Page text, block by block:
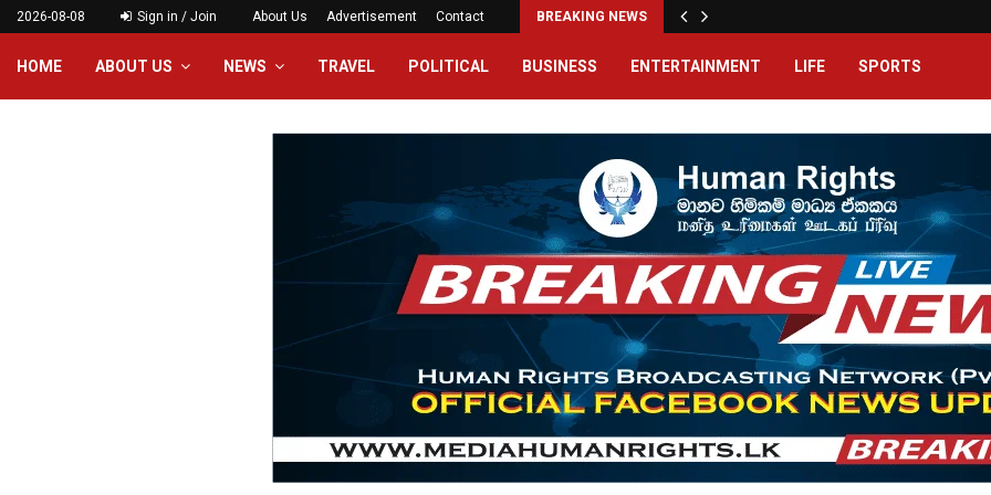
2026-08-08 Sign in / Join About Us Advertisement Contact BREAKING NEWS
HOME ABOUT US NEWS TRAVEL POLITICAL BUSINESS ENTERTAINMENT LIFE SPORTS